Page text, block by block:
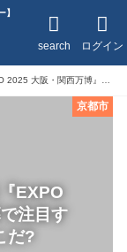
】
ログイン
search
EXPO
注目す
だ?
京都市